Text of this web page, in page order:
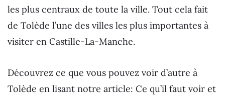
les plus centraux de toute la ville. Tout cela fait
de Tolède l’une des villes les plus importantes à
visiter en Castille-La-Manche.
Découvrez ce que vous pouvez voir d’autre à
Tolède en lisant notre article: Ce qu’il faut voir et